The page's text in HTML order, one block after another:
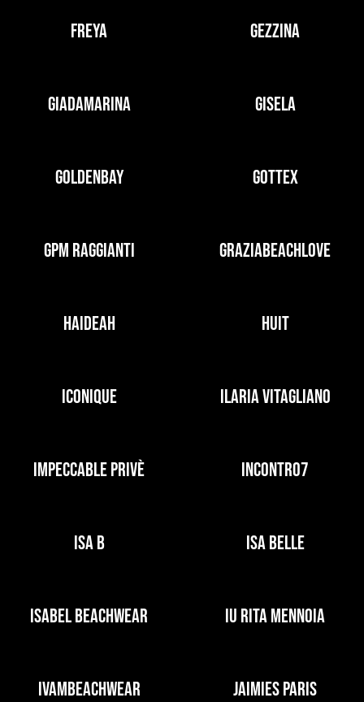
FREYA GEZZINA
GIADAMARINA GISELA
GOLDENBAY GOTTEX
GPM RAGGIANTI GRAZIABEACHLOVE
HAIDEAH HUIT
ICONIQUE ILARIA VITAGLIANO
IMPECCABLE PRIVÈ INCONTRO7
ISA B ISA BELLE
ISABEL BEACHWEAR IU RITA MENNOIA
IVAMBEACHWEAR JAIMIES PARIS